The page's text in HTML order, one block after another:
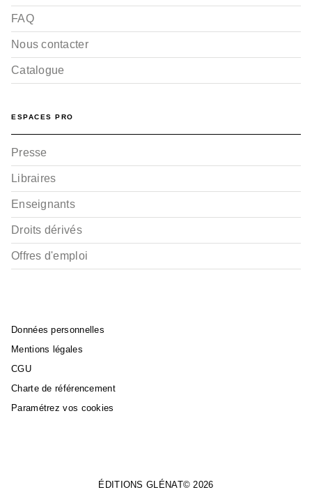
FAQ
Nous contacter
Catalogue
ESPACES PRO
Presse
Libraires
Enseignants
Droits dérivés
Offres d'emploi
Données personnelles
Mentions légales
CGU
Charte de référencement
Paramétrez vos cookies
ÉDITIONS GLÉNAT© 2026